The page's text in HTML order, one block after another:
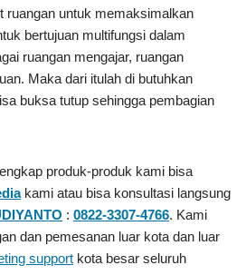
ruangan untuk memaksimalkan
bertujuan multifungsi dalam
ruangan mengajar, ruangan
Maka dari itulah di butuhkan
buksa tutup sehingga pembagian
produk-produk kami bisa
kami atau bisa konsultasi langsung
: 0822-3307-4766. Kami
dan pemesanan luar kota dan luar
support kota besar seluruh